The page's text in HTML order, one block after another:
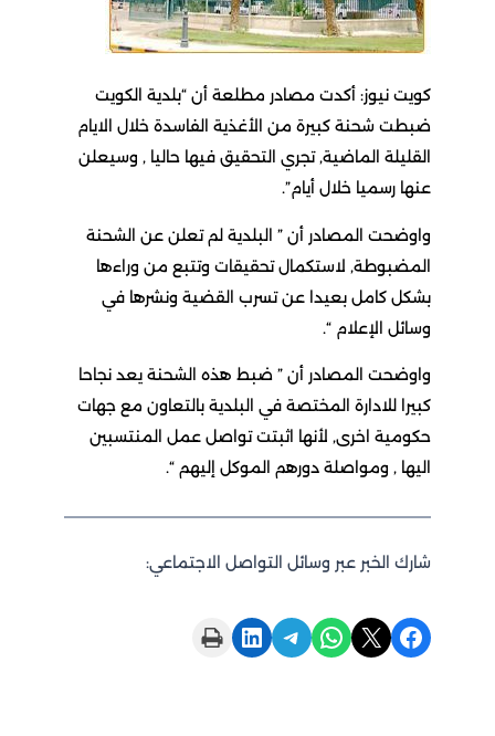
كويت نيوز: أكدت مصادر مطلعة أن “بلدية الكويت
ضبطت شحنة كبيرة من الأغذية الفاسدة خلال الايام
القليلة الماضية, تجري التحقيق فيها حاليا , وسيعلن
عنها رسميا خلال أيام”.
واوضحت المصادر أن ” البلدية لم تعلن عن الشحنة
المضبوطة, لاستكمال تحقيقات وتتبع من وراءها
بشكل كامل بعيدا عن تسرب القضية ونشرها في
وسائل الإعلام “.
واوضحت المصادر أن ” ضبط هذه الشحنة يعد نجاحا
كبيرا للادارة المختصة في البلدية بالتعاون مع جهات
حكومية اخرى, لأنها اثبتت تواصل عمل المنتسبين
اليها , ومواصلة دورهم الموكل إليهم “.
شارك الخبر عبر وسائل التواصل الاجتماعي:
Share on Facebook
Share on X
Share on WhatsApp
Share on Telegram
Share on LinkedIn
Print this Page